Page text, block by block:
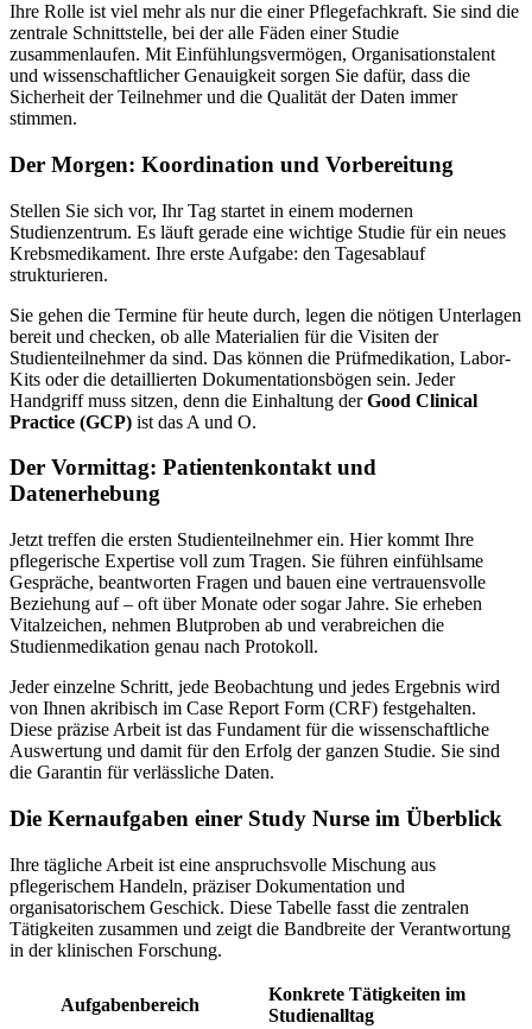
Ihre Rolle ist viel mehr als nur die einer Pflegefachkraft. Sie sind die
zentrale Schnittstelle, bei der alle Fäden einer Studie
zusammenlaufen. Mit Einfühlungsvermögen, Organisationstalent
und wissenschaftlicher Genauigkeit sorgen Sie dafür, dass die
Sicherheit der Teilnehmer und die Qualität der Daten immer
stimmen.
Der Morgen: Koordination und Vorbereitung
Stellen Sie sich vor, Ihr Tag startet in einem modernen
Studienzentrum. Es läuft gerade eine wichtige Studie für ein neues
Krebsmedikament. Ihre erste Aufgabe: den Tagesablauf
strukturieren.
Sie gehen die Termine für heute durch, legen die nötigen Unterlagen
bereit und checken, ob alle Materialien für die Visiten der
Studienteilnehmer da sind. Das können die Prüfmedikation, Labor-
Kits oder die detaillierten Dokumentationsbögen sein. Jeder
Handgriff muss sitzen, denn die Einhaltung derGood Clinical
Practice (GCP) ist das A und O.
Der Vormittag: Patientenkontakt und
Datenerhebung
Jetzt treffen die ersten Studienteilnehmer ein. Hier kommt Ihre
pflegerische Expertise voll zum Tragen. Sie führen einfühlsame
Gespräche, beantworten Fragen und bauen eine vertrauensvolle
Beziehung auf – oft über Monate oder sogar Jahre. Sie erheben
Vitalzeichen, nehmen Blutproben ab und verabreichen die
Studienmedikation genau nach Protokoll.
Jeder einzelne Schritt, jede Beobachtung und jedes Ergebnis wird
von Ihnen akribisch im Case Report Form (CRF) festgehalten.
Diese präzise Arbeit ist das Fundament für die wissenschaftliche
Auswertung und damit für den Erfolg der ganzen Studie. Sie sind
die Garantin für verlässliche Daten.
Die Kernaufgaben einer Study Nurse im Überblick
Ihre tägliche Arbeit ist eine anspruchsvolle Mischung aus
pflegerischem Handeln, präziser Dokumentation und
organisatorischem Geschick. Diese Tabelle fasst die zentralen
Tätigkeiten zusammen und zeigt die Bandbreite der Verantwortung
in der klinischen Forschung.
Aufgabenbereich
Konkrete Tätigkeiten im
Studienalltag